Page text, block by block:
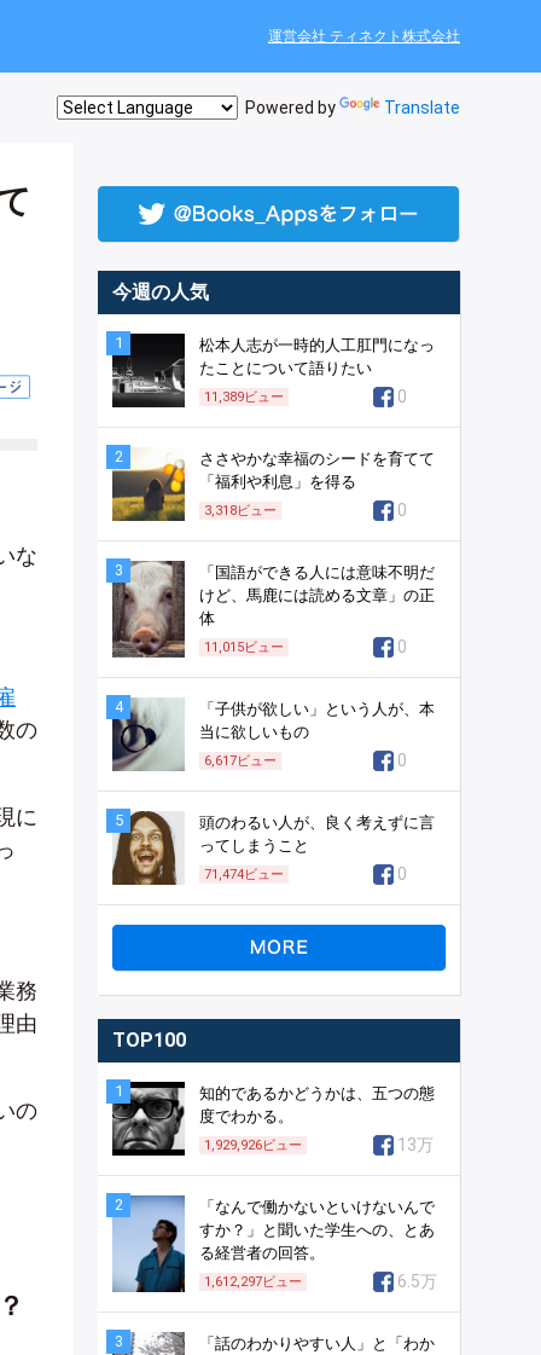
運営会社 ティネクト株式会社
Powered by Translate
な
の
に
務
由
の
今週の人気
1
松本人志が一時的人工肛門になっ
たことについて語りたい
11,389ビュー 0
2
ささやかな幸福のシードを育てて
「福利や利息」を得る
3,318ビュー 0
3
「国語ができる人には意味不明だ
けど、馬鹿には読める文章」の正
体
11,015ビュー 0
4
「子供が欲しい」という人が、本
当に欲しいもの
6,617ビュー 0
5
頭のわるい人が、良く考えずに言
ってしまうこと
71,474ビュー 0
TOP100
1
知的であるかどうかは、五つの態
度でわかる。
1,929,926ビュー 13万
2
「なんで働かないといけないんで
すか？」と聞いた学生への、とあ
る経営者の回答。
1,612,297ビュー 6.5万
3
「話のわかりやすい人」と「わか